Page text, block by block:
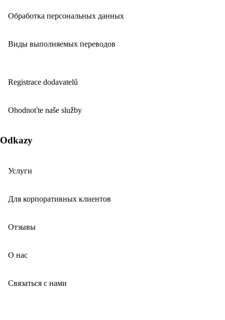
Обработка персональных данных
Виды выполняемых переводов
Registrace dodavatelů
Ohodnoťte naše služby
Odkazy
Услуги
Для корпоративных клиентов
Отзывы
О нас
Связаться с нами